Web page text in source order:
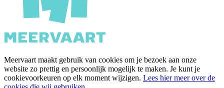
Meervaart maakt gebruik van cookies om je bezoek aan onze
website zo prettig en persoonlijk mogelijk te maken. Je kunt je
cookievoorkeuren op elk moment wijzigen. Lees hier meer over de